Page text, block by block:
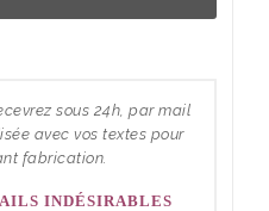
sous 24h, par mail
avec vos textes pour
fabrication.
INDÉSIRABLES